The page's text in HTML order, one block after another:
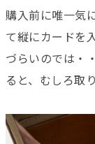
購入前に唯一気
て縦にカードを
づらいのでは・
ると、むしろ取